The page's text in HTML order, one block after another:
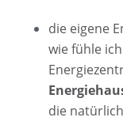
die eigene
wie fühle
die